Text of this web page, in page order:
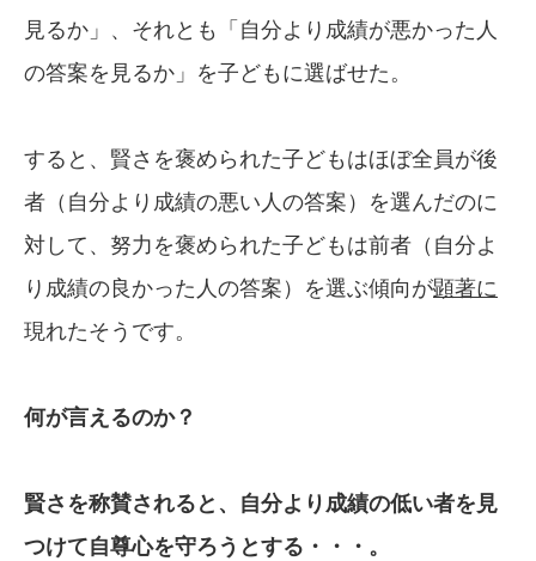
見るか」、それとも「自分より成績が悪かった人
の答案を見るか」を子どもに選ばせた。
すると、賢さを褒められた子どもはほぼ全員が後
者（自分より成績の悪い人の答案）を選んだのに
対して、努力を褒められた子どもは前者（自分よ
り成績の良かった人の答案）を選ぶ傾向が顕著に
現れたそうです。
何が言えるのか？
賢さを称賛されると、自分より成績の低い者を見
つけて自尊心を守ろうとする・・・。